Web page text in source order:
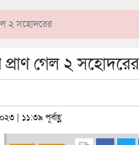
২ সহোদরের
গেল ২ সহোদরের
| ১১:৩৯ পূর্বাহ্ণ